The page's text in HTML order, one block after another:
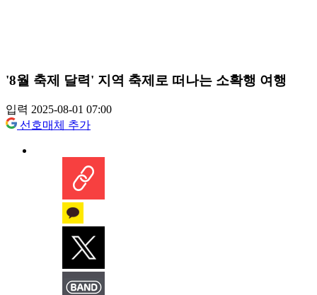
'8월 축제 달력' 지역 축제로 떠나는 소확행 여행
입력 2025-08-01 07:00
선호매체 추가